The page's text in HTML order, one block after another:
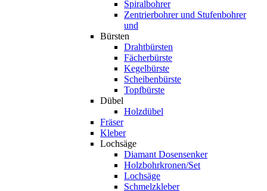
Spiralbohrer
Zentrierbohrer und Stufenbohrer
und
Bürsten
Drahtbürsten
Fächerbürste
Kegelbürste
Scheibenbürste
Topfbürste
Dübel
Holzdübel
Fräser
Kleber
Lochsäge
Diamant Dosensenker
Holzbohrkronen/Set
Lochsäge
Schmelzkleber